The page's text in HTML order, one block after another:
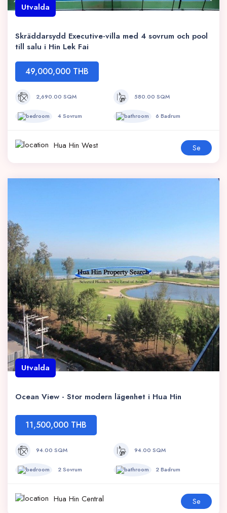
Utvalda
Skräddarsydd Executive-villa med 4 sovrum och pool
till salu i Hin Lek Fai
49,000,000 THB
2,690.00 SQM 580.00 SQM
4 Sovrum 6 Badrum
Hua Hin West Se
Utvalda
Ocean View - Stor modern lägenhet i Hua Hin
11,500,000 THB
94.00 SQM 94.00 SQM
2 Sovrum 2 Badrum
Hua Hin Central Se